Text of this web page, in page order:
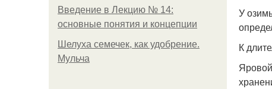
Введение в Лекцию № 14:
основные понятия и концепции
Шелуха семечек, как удобрение.
Мульча
У
К